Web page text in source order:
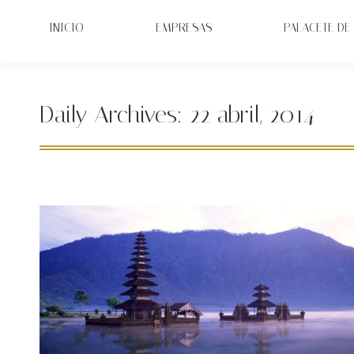
INICIO EMPRESAS PALACETE
Daily Archives: 22 abril, 2014